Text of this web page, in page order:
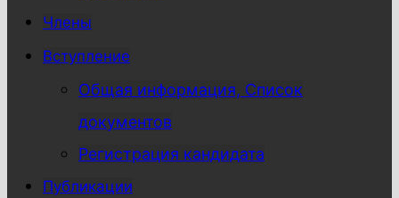
Члены
Вступление
Общая информация, Список
документов
Регистрация кандидата
Публикации